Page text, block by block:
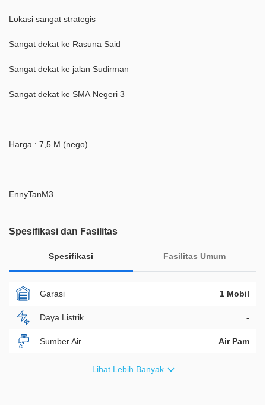
Lokasi sangat strategis
Sangat dekat ke Rasuna Said
Sangat dekat ke jalan Sudirman
Sangat dekat ke SMA Negeri 3
Harga : 7,5 M (nego)
EnnyTanM3
Spesifikasi dan Fasilitas
Spesifikasi Fasilitas Umum
Garasi 1 Mobil
Daya Listrik -
Sumber Air Air Pam
Lihat Lebih Banyak